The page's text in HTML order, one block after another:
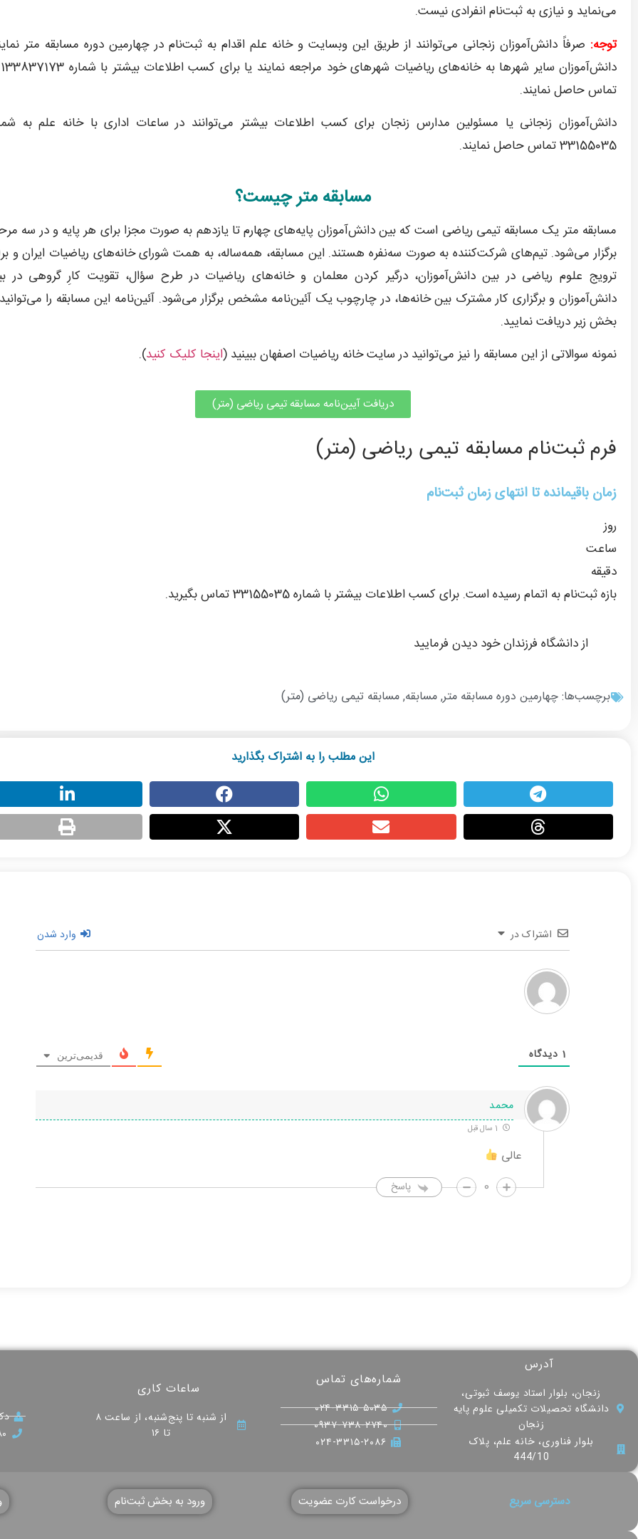
می‌نماید و نیازی به ثبت‌نام انفرادی نیست.
توجه: صرفاً دانش‌آموزان زنجانی می‌توانند از طریق این وبسایت و خانه علم اقدام به ثبت‌نام در چهارمین دوره مسابقه متر
دانش‌آموزان سایر شهرها به خانه‌های ریاضیات شهرهای خود مراجعه نمایند یا برای کسب اطلاعات
تماس حاصل نمایند.
دانش‌آموزان زنجانی یا مسئولین مدارس زنجان برای کسب اطلاعات بیشتر می‌توانند در ساعات اداری با خانه علم به
33155035 تماس حاصل نمایند.
مسابقه متر چیست؟
مسابقه متر یک مسابقه تیمی ریاضی است که بین دانش‌آموزان پایه‌های چهارم تا یازدهم به صورت مجزا برای هر پایه و در سه
برگزار می‌شود. تیم‌های شرکت‌کننده به صورت سه‌نفره هستند. این مسابقه، همه‌ساله، به همت شورای خانه‌های ریاضیات ایران و
ترویج علوم ریاضی در بین دانش‌آموزان، درگیر کردن معلمان و خانه‌های ریاضیات در طرح سؤال، تقویت کارِ گروهی در
دانش‌آموزان و برگزاری کار مشترک بین خانه‌ها، در چارچوب یک آئین‌نامه مشخص برگزار می‌شود. آئین‌نامه این مسابقه را
بخش زیر دریافت نمایید.
نمونه سوالاتی از این مسابقه را نیز می‌توانید در سایت خانه ریاضیات اصفهان ببینید (اینجا کلیک کنید).
دریافت آیین‌نامه مسابقه تیمی ریاضی (متر)
فرم ثبت‌نام مسابقه تیمی ریاضی (متر)
زمان باقیمانده تا انتهای زمان ثبت‌نام
روز
ساعت‌
دقیقه
بازه ثبت‌نام به اتمام رسیده است. برای کسب اطلاعات بیشتر با شماره 33155035 تماس بگیرید.
از دانشگاه فرزندان خود دیدن فرمایید
برچسب‌ها:چهارمین دوره مسابقه متر,مسابقه,مسابقه تیمی ریاضی (متر)
این مطلب را به اشتراک بگذارید
اشتراک در وارد شدن
1 دیدگاه قدیمی‌ترین
محمد
عالی
0
پاسخ
آدرس
زنجان، بلوار استاد یوسف ثبوتی،
دانشگاه تحصیلات تکمیلی علوم پایه
زنجان
بلوار فناوری، خانه علم، پلاک
444/10
شماره‌های تماس
۰۲۴-۳۳۱۵-۵۰۳۵
۰۹۳۷-۷۳۸-۲۷۴۰
۰۲۴-۳۳۱۵-۲۰۸۶
ساعات کاری
از شنبه تا پنج‌شنبه، از ساعت ۸
تا ۱۶
دسترسی سریع درخواست کارت عضویت ورود به بخش ثبت‌نام